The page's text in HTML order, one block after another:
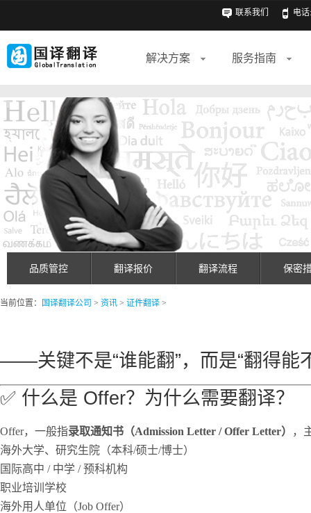
联系我们 电话
解决方案 服务指南
品质管控 翻译报价 翻译流程 保密
当前位置： 国译翻译公司 > 资讯 > 证件翻译 >
——关键不是“谁能翻”，而是“翻得能
✅ 什么是 Offer？为什么需要翻译？
Offer，一般指录取通知书（Admission Letter / Offer Letter）
，
海外大学、研究生院（本科/硕士/博士）
国际高中 / 中学 / 预科机构
职业培训学校
海外用人单位（Job Offer）